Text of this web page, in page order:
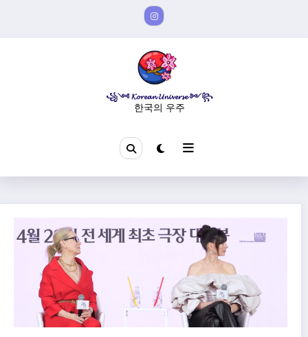
꧁༺ 𝓚𝓸𝓻𝓮𝓪𝓷 𝓤𝓷𝓲𝓿𝓮𝓻𝓼𝓮 ༻꧂
한국의 우주